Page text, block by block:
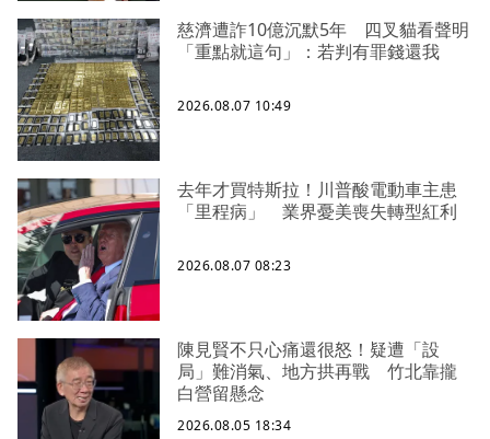
慈濟遭詐10億沉默5年 四叉貓看聲明
「重點就這句」：若判有罪錢還我
2026.08.07 10:49
去年才買特斯拉！川普酸電動車主患
「里程病」 業界憂美喪失轉型紅利
2026.08.07 08:23
陳見賢不只心痛還很怒！疑遭「設
局」難消氣、地方拱再戰 竹北靠攏
白營留懸念
2026.08.05 18:34